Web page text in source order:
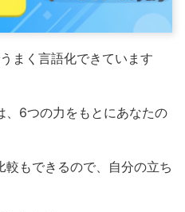
まく言語化できています
、6つの力をもとにあなたの
もできるので、自分の立ち